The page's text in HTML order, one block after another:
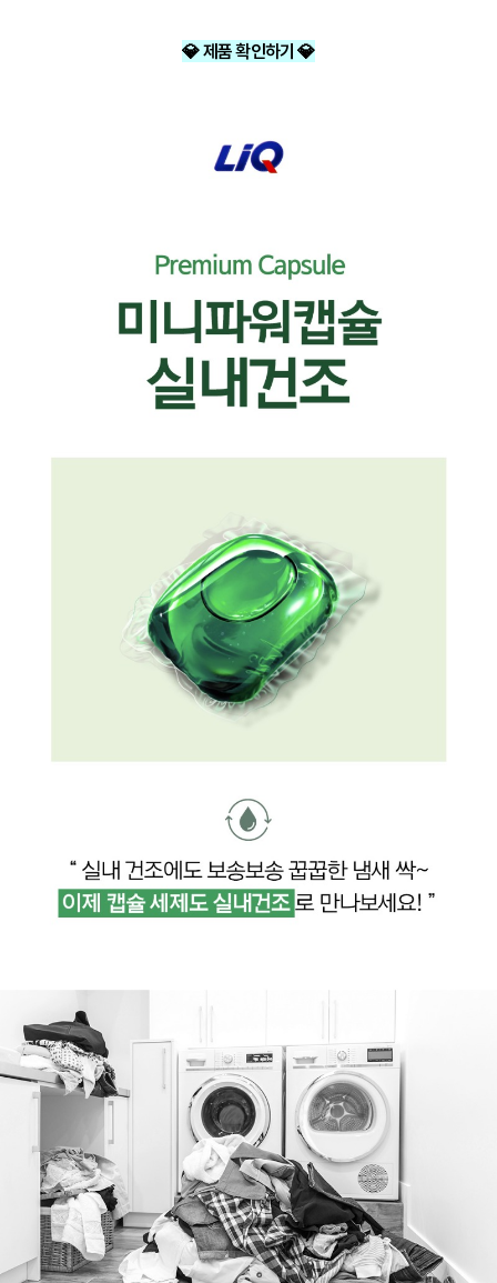
💎 제품 확인하기 💎